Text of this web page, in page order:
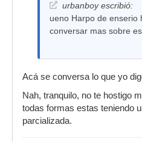
urbanboy escribió:
ueno Harpo de enserio
conversar mas sobre
Acá se conversa lo que yo
Nah, tranquilo, no te hostigo
todas formas estas teniendo
parcializada.